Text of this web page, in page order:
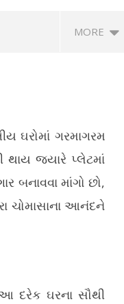
MORE
ડિઝાઇનનું અગ્રણી
મહત્વપૂર્ણ પહેલ
ઘરોમાં ગરમાગરમ
જ્યારે પ્લેટમાં
બનાવવા માંગો છો,
ચોમાસાના આનંદને
દરેક ઘરના સૌથી